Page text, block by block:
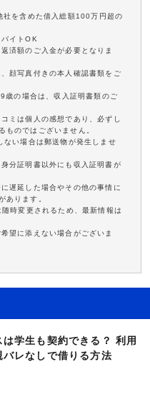
を含めた借入総額100万円超の
イトOK
済額のご入金が必要となりま
顔写真付きの本人確認書類をご
歳の場合は、収入証明書類のご
ミは個人の感想であり、必ずし
ものではございません。
い場合は郵送物が発生しませ
分証明書以外にも収入証明書が
遅延した場合やその他の事情に
あります。
時変更されるため、最新情報は
望に添えない場合がございま
は学生も契約できる？ 利用
バレなしで借りる方法